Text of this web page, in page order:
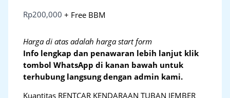
Rp200,000 + Free BBM
Harga di atas adalah harga start form
Info lengkap dan penawaran lebih lanjut klik
tombol WhatsApp di kanan bawah untuk
terhubung langsung dengan admin kami.
Kuantitas RENTCAR KENDARAAN TUBAN JEMBER